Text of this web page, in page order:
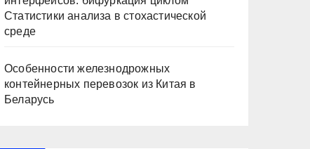
Статистики анализа в стохастической
среде
Особенности железнодрожных
контейнерных перевозок из Китая в
Беларусь